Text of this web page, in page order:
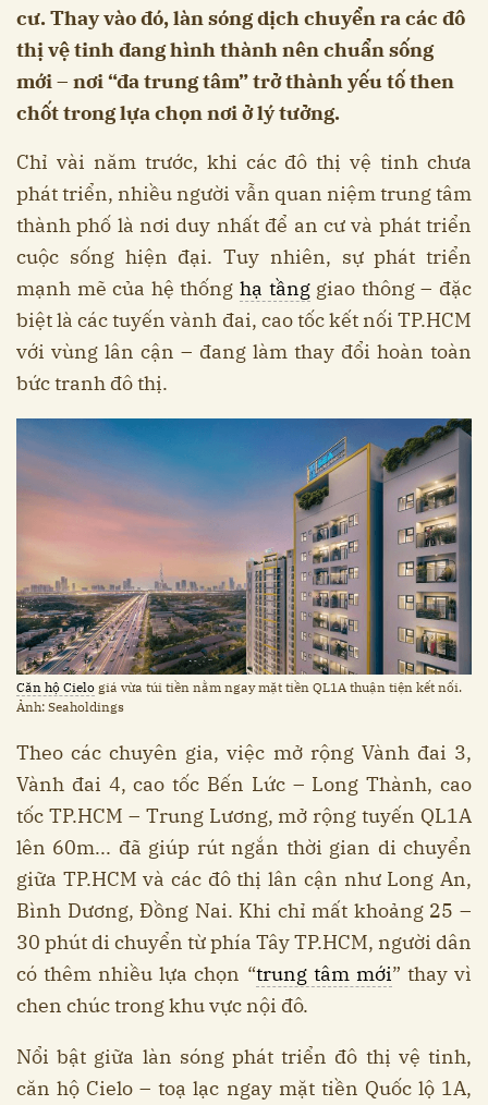
cư. Thay vào đó, làn sóng dịch chuyển ra các đô
thị vệ tinh đang hình thành nên chuẩn sống
mới – nơi “đa trung tâm” trở thành yếu tố then
chốt trong lựa chọn nơi ở lý tưởng.
Chỉ vài năm trước, khi các đô thị vệ tinh chưa
phát triển, nhiều người vẫn quan niệm trung tâm
thành phố là nơi duy nhất để an cư và phát triển
cuộc sống hiện đại. Tuy nhiên, sự phát triển
mạnh mẽ của hệ thống hạ tầnggiao thông – đặc
biệt là các tuyến vành đai, cao tốc kết nối TP.HCM
với vùng lân cận – đang làm thay đổi hoàn toàn
bức tranh đô thị.
Căn hộ Cielo giá vừa túi tiền nằm ngay mặt tiền QL1A thuận tiện kết nối.
Ảnh: Seaholdings
Theo các chuyên gia, việc mở rộng Vành đai 3,
Vành đai 4, cao tốc Bến Lức – Long Thành, cao
tốc TP.HCM – Trung Lương, mở rộng tuyến QL1A
lên 60m... đã giúp rút ngắn thời gian di chuyển
giữa TP.HCM và các đô thị lân cận như Long An,
Bình Dương, Đồng Nai. Khi chỉ mất khoảng 25 –
30 phút di chuyển từ phía Tây TP.HCM, người dân
có thêm nhiều lựa chọn “trung tâm mới” thay vì
chen chúc trong khu vực nội đô.
Nổi bật giữa làn sóng phát triển đô thị vệ tinh,
căn hộ Cielo – toạ lạc ngay mặt tiền Quốc lộ 1A,